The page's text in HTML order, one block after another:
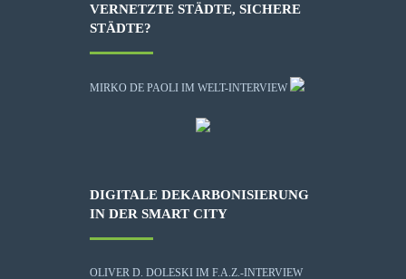
VERNETZTE STÄDTE, SICHERE
STÄDTE?
MIRKO DE PAOLI IM WELT-INTERVIEW
DIGITALE DEKARBONISIERUNG
IN DER SMART CITY
OLIVER D. DOLESKI IM F.A.Z.-INTERVIEW